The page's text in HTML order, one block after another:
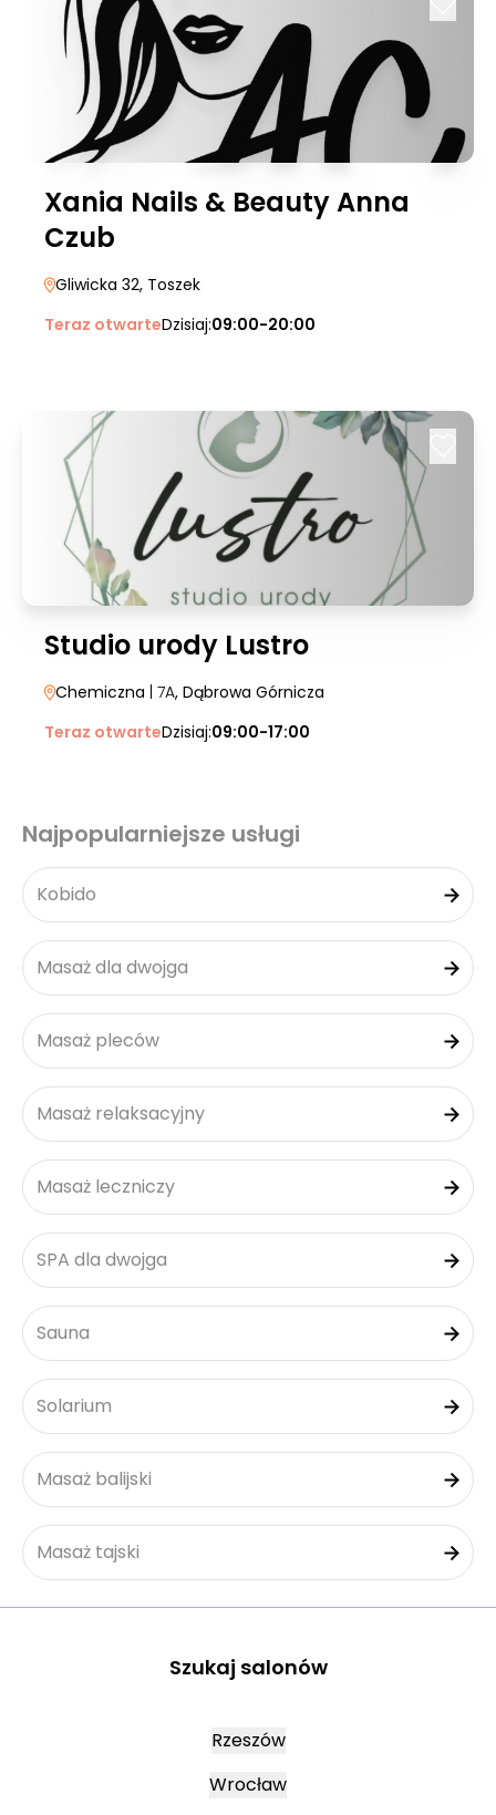
Xania Nails & Beauty Anna
Czub
Gliwicka 32, Toszek
Teraz otwarteDzisiaj:09:00-20:00
Studio urody Lustro
Chemiczna | 7A, Dąbrowa Górnicza
Teraz otwarteDzisiaj:09:00-17:00
Najpopularniejsze usługi
Kobido
Masaż dla dwojga
Masaż pleców
Masaż relaksacyjny
Masaż leczniczy
SPA dla dwojga
Sauna
Solarium
Masaż balijski
Masaż tajski
Szukaj salonów
Rzeszów
Wrocław